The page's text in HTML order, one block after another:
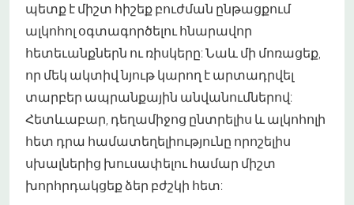
պետք է միշտ հիշեք բուժման ընթացքում
ալկոհոլ օգտագործելու հնարավոր
հետեւանքներն ու ռիսկերը: Նաև մի մոռացեք,
որ մեկ ակտիվ նյութ կարող է արտադրվել
տարբեր ապրանքային անվանումներով:
Հետևաբար, դեղամիջոց ընտրելիս և ալկոհոլի
հետ դրա համատեղելիությունը որոշելիս
սխալներից խուսափելու համար միշտ
խորհրդակցեք ձեր բժշկի հետ: